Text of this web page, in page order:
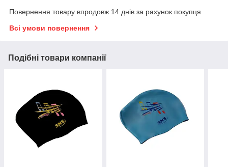
Повернення товару впродовж 14 днів за рахунок покупця
Всі умови повернення
Подібні товари компанії